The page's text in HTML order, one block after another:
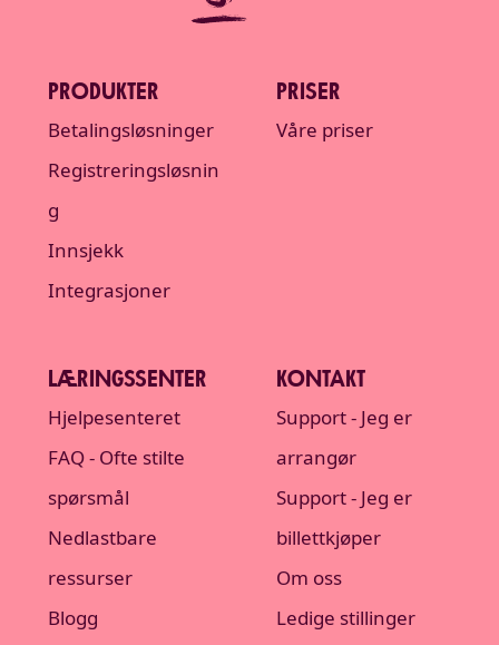
PRODUKTER
Betalingsløsninger
Registreringsløsnin
g
Innsjekk
Integrasjoner
PRISER
Våre priser
LÆRINGSSENTER
Hjelpesenteret
FAQ - Ofte stilte
spørsmål
Nedlastbare
ressurser
Blogg
KONTAKT
Support - Jeg er
arrangør
Support - Jeg er
billettkjøper
Om oss
Ledige stillinger